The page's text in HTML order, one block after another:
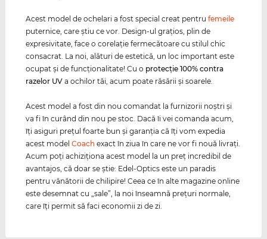
Acest model de ochelari a fost special creat pentrufemeile
puternice, care ştiu ce vor. Design-ul graţios, plin de
expresivitate, face o corelaţie fermecătoare cu stilul chic
consacrat. La noi, alături de estetică, un loc important este
ocupat şi de funcţionalitate! Cu o protecţie 100% contra
razelor UV a ochilor tăi, acum poate răsării şi soarele.
Acest model a fost din nou comandat la furnizorii noştri şi
va fi în curând din nou pe stoc. Dacă îi vei comanda acum,
îţi asiguri preţul foarte bun şi garanţia că îţi vom expedia
acest modelCoach exact în ziua în care ne vor fi nouă livraţi.
Acum poţi achiziţiona acest model la un preţ incredibil de
avantajos, că doar se ştie: Edel-Optics este un paradis
pentru vânătorii de chilipire! Ceea ce în alte magazine online
este desemnat cu „sale”, la noi înseamnă preţuri normale,
care îţi permit să faci economii zi de zi.